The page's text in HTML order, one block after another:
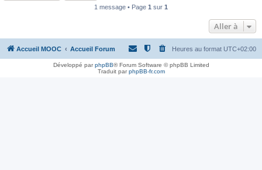
1 message • Page 1 sur 1
Aller à
Accueil MOOC Accueil Forum Heures au format UTC+02:00
Développé parphpBB® Forum Software © phpBB Limited
Traduit parphpBB-fr.com